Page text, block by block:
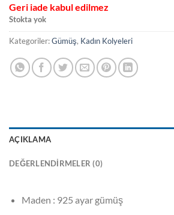
Geri iade kabul edilmez
Stokta yok
Kategoriler:Gümüş, Kadın Kolyeleri
AÇIKLAMA
DEĞERLENDIRMELER (0)
Maden : 925 ayar gümüş